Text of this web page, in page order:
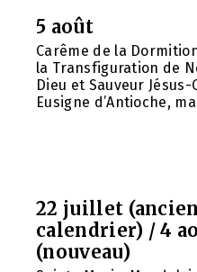
5 août
Carême de la
la Transfiguration de
Dieu et Sauveur
Eusigne d’Antioche,
22 juillet (ancien
calendrier) / 4
(nouveau)